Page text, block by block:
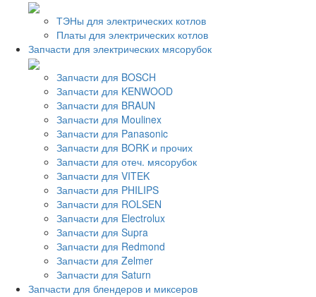
ТЭНы для электрических котлов
Платы для электрических котлов
Запчасти для электрических мясорубок
Запчасти для BOSCH
Запчасти для KENWOOD
Запчасти для BRAUN
Запчасти для Moulinex
Запчасти для Panasonic
Запчасти для BORK и прочих
Запчасти для отеч. мясорубок
Запчасти для VITEK
Запчасти для PHILIPS
Запчасти для ROLSEN
Запчасти для Electrolux
Запчасти для Supra
Запчасти для Redmond
Запчасти для Zelmer
Запчасти для Saturn
Запчасти для блендеров и миксеров